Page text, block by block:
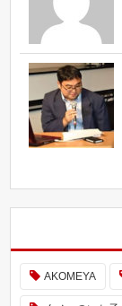
AKOMEYA